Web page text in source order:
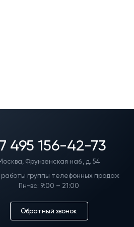
495 156-42-73
Фрунзенская наб., д. 54
работы группы телефонных продаж
Пн-вс: 9:00 – 21:00
Обратный звонок